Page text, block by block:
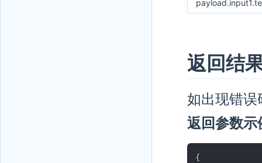
返回结
如出现错
返回参数示
{